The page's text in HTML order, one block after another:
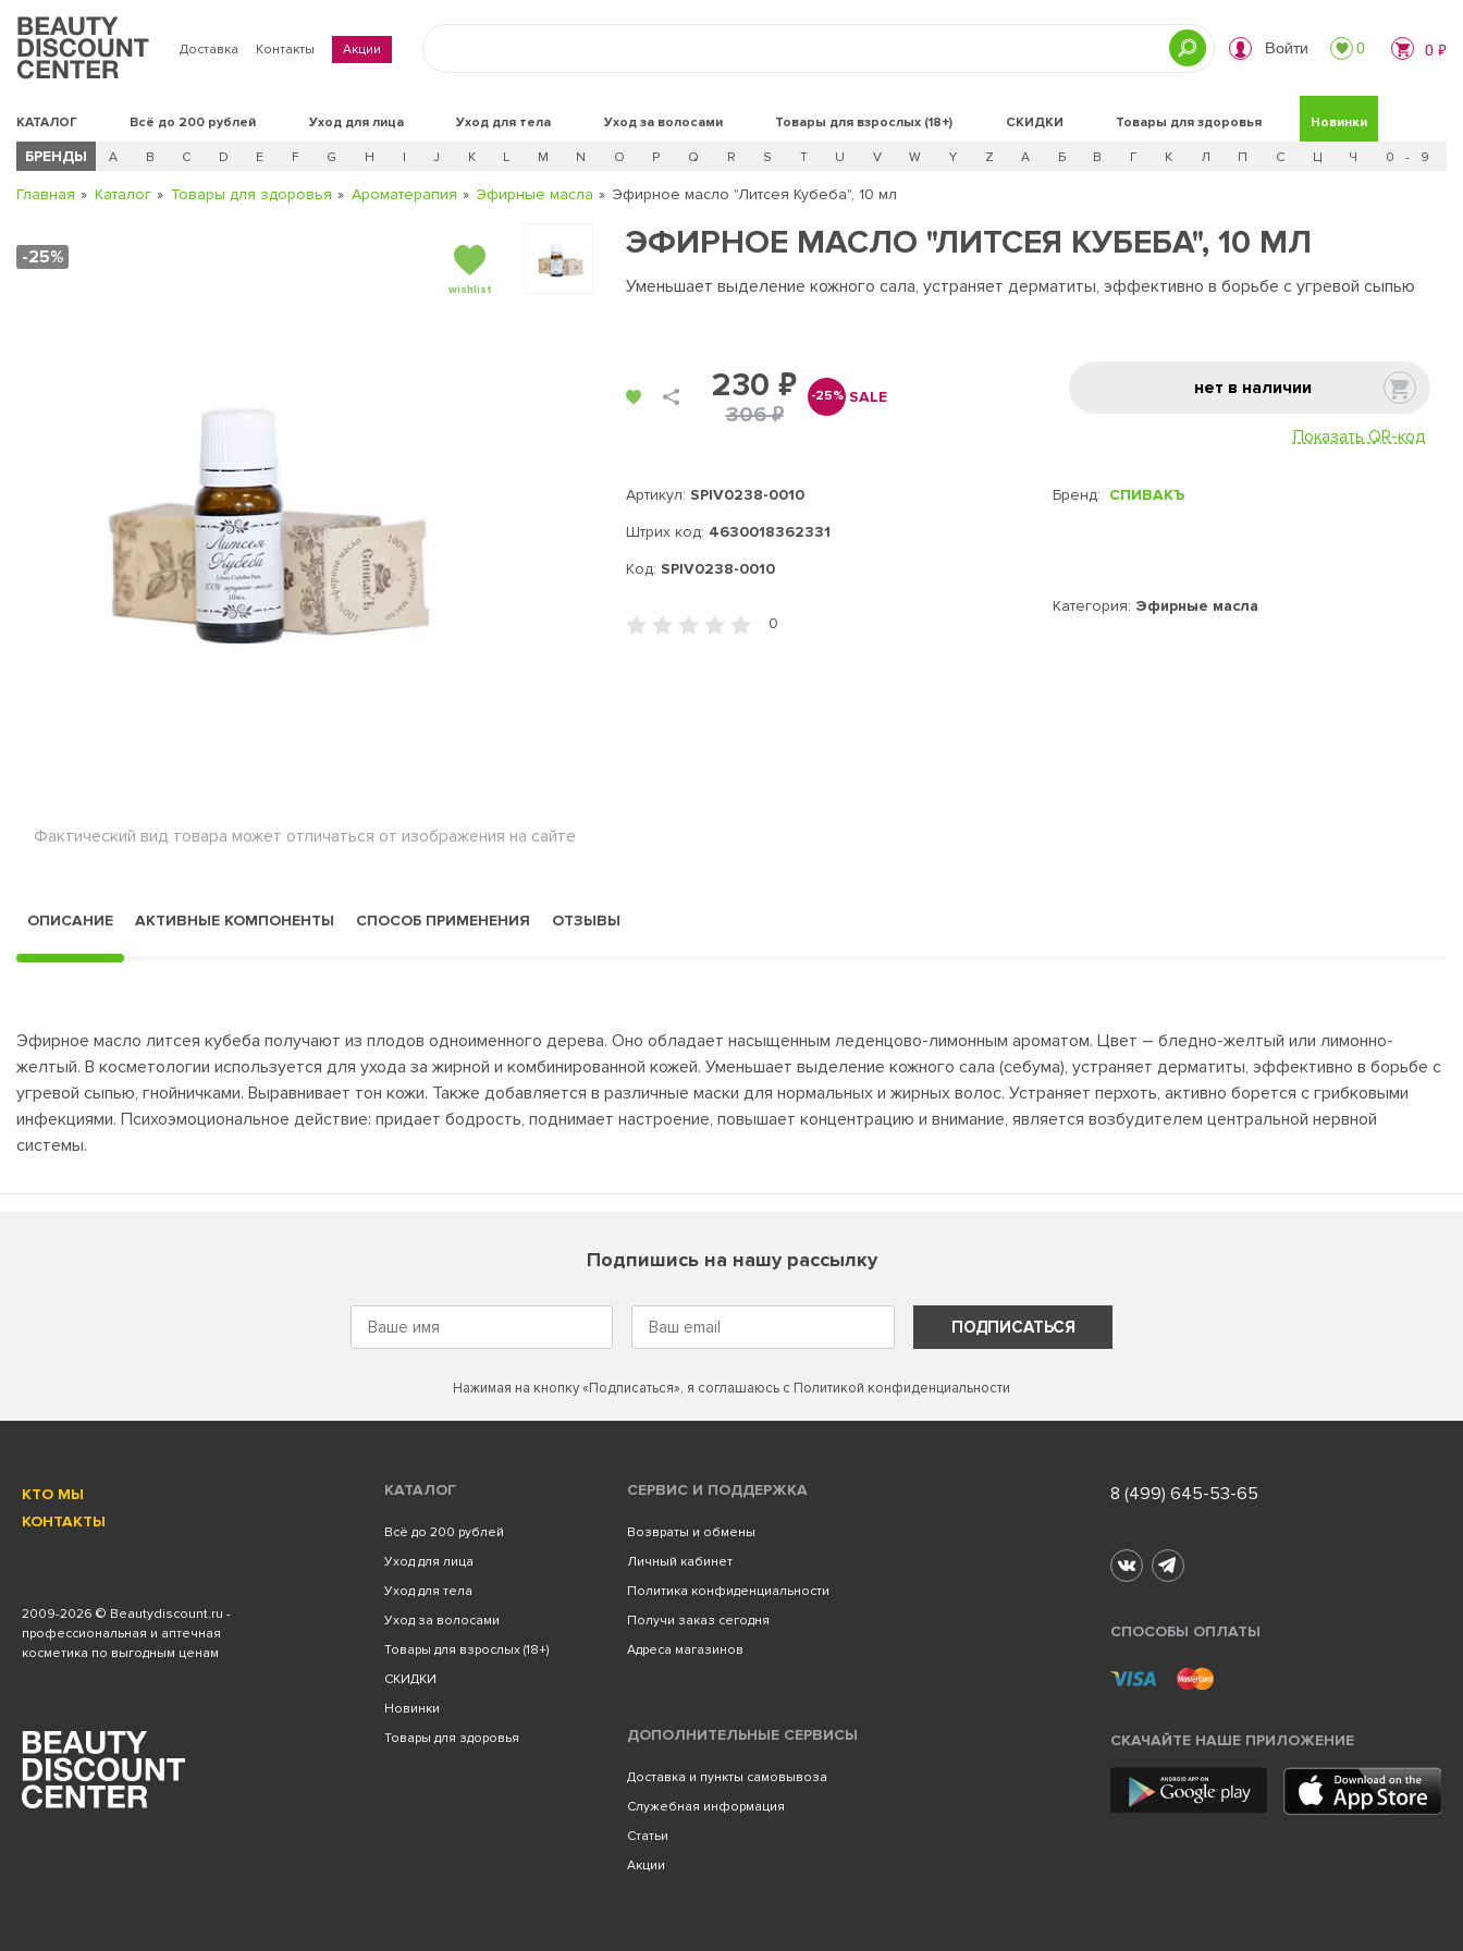
Доставка Контакты Акции Войти 0 0 ₽
КАТАЛОГ Всё до 200 рублей Уход для лица Уход для тела Уход за волосами Товары для взрослых (18+) СКИДКИ Новинки
Товары для здоровья
БРЕНДЫ A B C D E F G H I J K L M N O P Q R S T U V W Y Z А Б В Г К Л П С Ц Ч 0 - 9
Главная Каталог Товары для здоровья Ароматерапия Эфирные масла Эфирное масло "Литсея Кубеба", 10 мл
-25%
wishlist
Фактический вид товара может отличаться от изображения на сайте
ЭФИРНОЕ МАСЛО "ЛИТСЕЯ КУБЕБА", 10 МЛ
Уменьшает выделение кожного сала, устраняет дерматиты, эффективно в борьбе с угревой сыпью
230 ₽
306 ₽
-25% SALE нет в наличии
Показать QR-код
Артикул: SPIV0238-0010
Штрих код: 4630018362331
Код: SPIV0238-0010
Бренд: СПИВАКЪ
Категория: Эфирные масла
0
ОПИСАНИЕ АКТИВНЫЕ КОМПОНЕНТЫ СПОСОБ ПРИМЕНЕНИЯ ОТЗЫВЫ
Эфирное масло литсея кубеба получают из плодов одноименного дерева. Оно обладает насыщенным леденцово-лимонным ароматом. Цвет – бледно-желтый или лимонно-
желтый. В косметологии используется для ухода за жирной и комбинированной кожей. Уменьшает выделение кожного сала (себума), устраняет дерматиты, эффективно в борьбе с
угревой сыпью, гнойничками. Выравнивает тон кожи. Также добавляется в различные маски для нормальных и жирных волос. Устраняет перхоть, активно борется с грибковыми
инфекциями. Психоэмоциональное действие: придает бодрость, поднимает настроение, повышает концентрацию и внимание, является возбудителем центральной нервной
системы.
Подпишись на нашу рассылку
ПОДПИСАТЬСЯ
Нажимая на кнопку «Подписаться», я соглашаюсь с Политикой конфиденциальности
КТО МЫ
КОНТАКТЫ
2009-2026 © Beautydiscount.ru -
профессиональная и аптечная
косметика по выгодным ценам
КАТАЛОГ
Всё до 200 рублей
Уход для лица
Уход для тела
Уход за волосами
Товары для взрослых (18+)
СКИДКИ
Новинки
Товары для здоровья
СЕРВИС И ПОДДЕРЖКА
Возвраты и обмены
Личный кабинет
Политика конфиденциальности
Получи заказ сегодня
Адреса магазинов
ДОПОЛНИТЕЛЬНЫЕ СЕРВИСЫ
Доставка и пункты самовывоза
Служебная информация
Статьи
Акции
8 (499) 645-53-65
СПОСОБЫ ОПЛАТЫ
СКАЧАЙТЕ НАШЕ ПРИЛОЖЕНИЕ